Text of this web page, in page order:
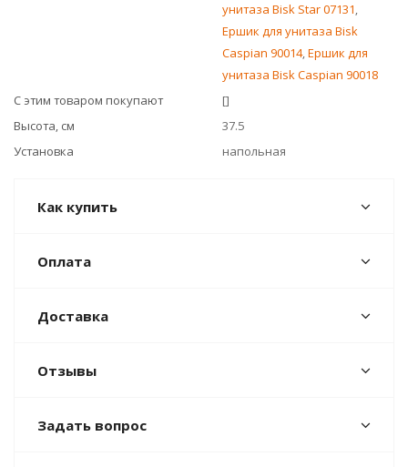
унитаза Bisk Star 07131,
Ершик для унитаза Bisk
Caspian 90014,Ершик для
унитаза Bisk Caspian 90018
С этим товаром покупают
[]
Высота, см
37.5
Установка
напольная
Как купить
Оплата
Доставка
Отзывы
Задать вопрос